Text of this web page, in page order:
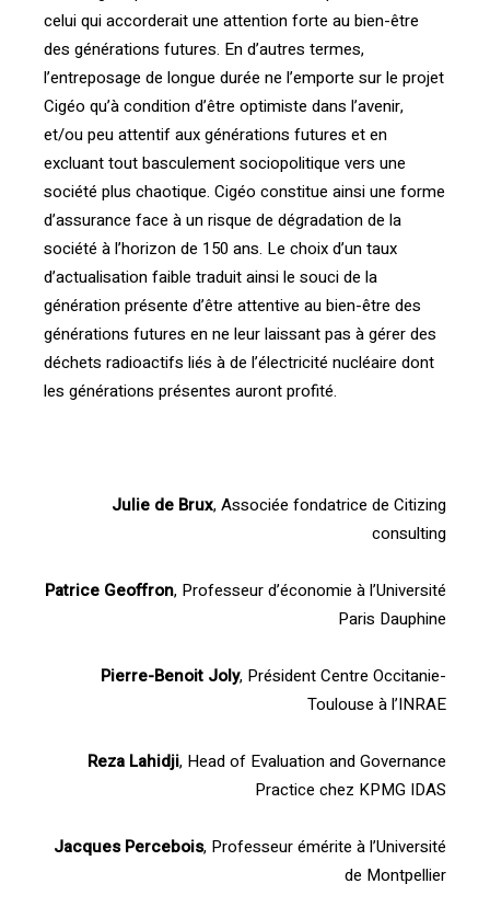
celui qui accorderait une attention forte au bien-être
des générations futures. En d’autres termes,
l’entreposage de longue durée ne l’emporte sur le projet
Cigéo qu’à condition d’être optimiste dans l’avenir,
et/ou peu attentif aux générations futures et en
excluant tout basculement sociopolitique vers une
société plus chaotique. Cigéo constitue ainsi une forme
d’assurance face à un risque de dégradation de la
société à l’horizon de 150 ans. Le choix d’un taux
d’actualisation faible traduit ainsi le souci de la
génération présente d’être attentive au bien-être des
générations futures en ne leur laissant pas à gérer des
déchets radioactifs liés à de l’électricité nucléaire dont
les générations présentes auront profité.
Julie de Brux, Associée fondatrice de Citizing
consulting
Patrice Geoffron, Professeur d’économie à l’Université
Paris Dauphine
Pierre-Benoit Joly, Président Centre Occitanie-
Toulouse à l’INRAE
Reza Lahidji, Head of Evaluation and Governance
Practice chez KPMG IDAS
Jacques Percebois, Professeur émérite à l’Université
de Montpellier